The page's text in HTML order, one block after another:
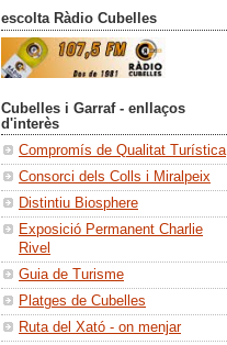
escolta Ràdio Cubelles
Cubelles i Garraf - enllaços
d'interès
Compromís de Qualitat Turística
Consorci dels Colls i Miralpeix
Distintiu Biosphere
Exposició Permanent Charlie
Rivel
Guia de Turisme
Platges de Cubelles
Ruta del Xató - on menjar